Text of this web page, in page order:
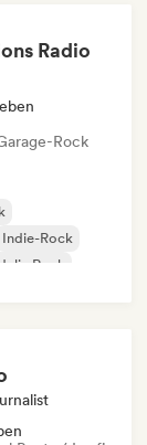
Radio
Rock
Indie-Rock
Rock